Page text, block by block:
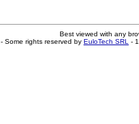
Best viewed with any
Some rights reserved by EuloTech SRL -